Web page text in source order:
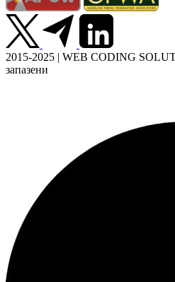
2015-2025 | WEB CODING
запазени